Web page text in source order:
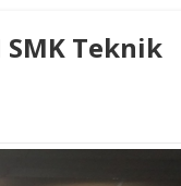
Teknik